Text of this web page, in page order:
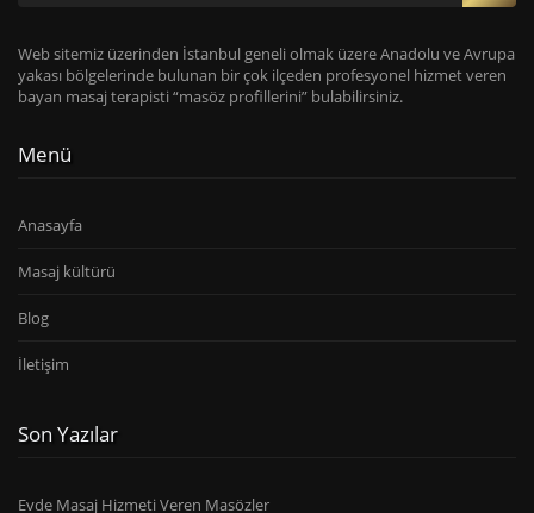
Web sitemiz üzerinden İstanbul geneli olmak üzere Anadolu ve Avrupa
yakası bölgelerinde bulunan bir çok ilçeden profesyonel hizmet veren
bayan masaj terapisti “masöz profillerini” bulabilirsiniz.
Menü
Anasayfa
Masaj kültürü
Blog
İletişim
Son Yazılar
Evde Masaj Hizmeti Veren Masözler